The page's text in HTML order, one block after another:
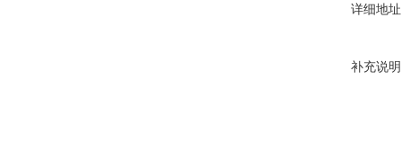
详细地
补充说